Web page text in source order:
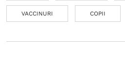
VACCINURI COPII